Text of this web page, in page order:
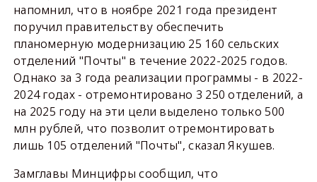
напомнил, что в ноябре 2021 года президент
поручил правительству обеспечить
планомерную модернизацию 25 160 сельских
отделений "Почты" в течение 2022-2025 годов.
Однако за 3 года реализации программы - в 2022-
2024 годах - отремонтировано 3 250 отделений, а
на 2025 году на эти цели выделено только 500
млн рублей, что позволит отремонтировать
лишь 105 отделений "Почты", сказал Якушев.
Замглавы Минцифры сообщил, что